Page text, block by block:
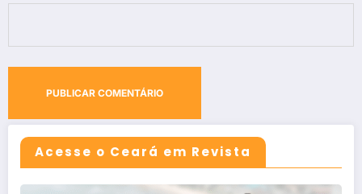
Acesse o Ceará em Revista